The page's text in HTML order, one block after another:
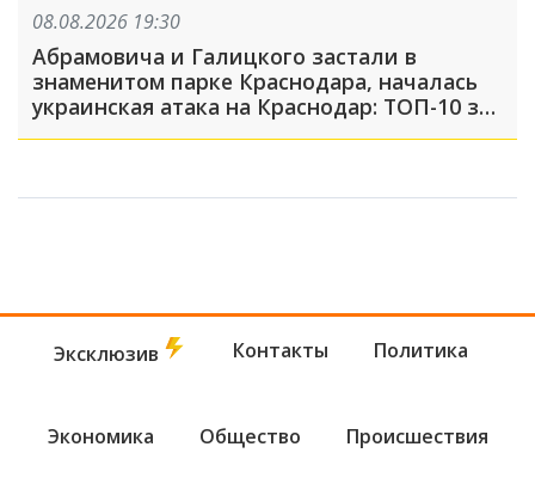
08.08.2026 19:30
Абрамовича и Галицкого застали в
знаменитом парке Краснодара, началась
украинская атака на Краснодар: ТОП-10 за
Эксклюзив Контакты Политика
Экономика Общество Происшествия